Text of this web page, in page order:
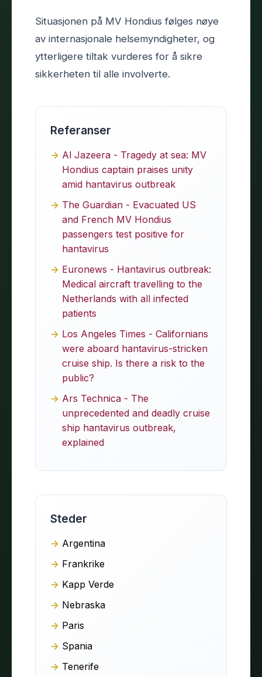
Situasjonen på MV Hondius følges nøye
av internasjonale helsemyndigheter, og
ytterligere tiltak vurderes for å sikre
sikkerheten til alle involverte.
Referanser
Al Jazeera - Tragedy at sea: MV
Hondius captain praises unity
amid hantavirus outbreak
The Guardian - Evacuated US
and French MV Hondius
passengers test positive for
hantavirus
Euronews - Hantavirus outbreak:
Medical aircraft travelling to the
Netherlands with all infected
patients
Los Angeles Times - Californians
were aboard hantavirus-stricken
cruise ship. Is there a risk to the
public?
Ars Technica - The
unprecedented and deadly cruise
ship hantavirus outbreak,
explained
Steder
Argentina
Frankrike
Kapp Verde
Nebraska
Paris
Spania
Tenerife